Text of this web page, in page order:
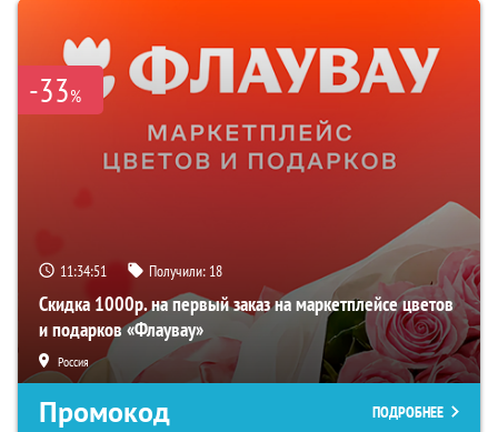
-33%
11:34:50 Получили: 18
Скидка 1000р. на первый заказ на маркетплейсе цветов
и подарков «Флаувау»
Россия
Промокод ПОДРОБНЕЕ